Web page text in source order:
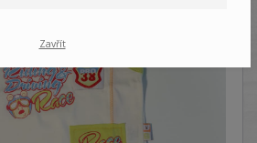
Zavřít